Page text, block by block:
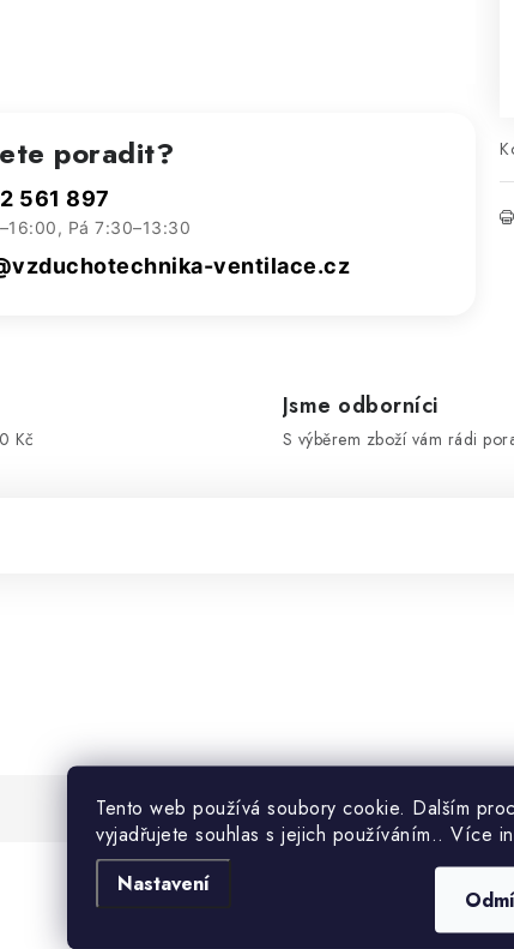
Tento web používá soubory cookie. Dalším
vyjadřujete souhlas s jejich používáním.. Více
Nastavení
poradit?
561 897
Pá 7:30–13:30
ventilace.cz
Kč
Jsme odborníci
S výběrem zboží vám rádi
315
600